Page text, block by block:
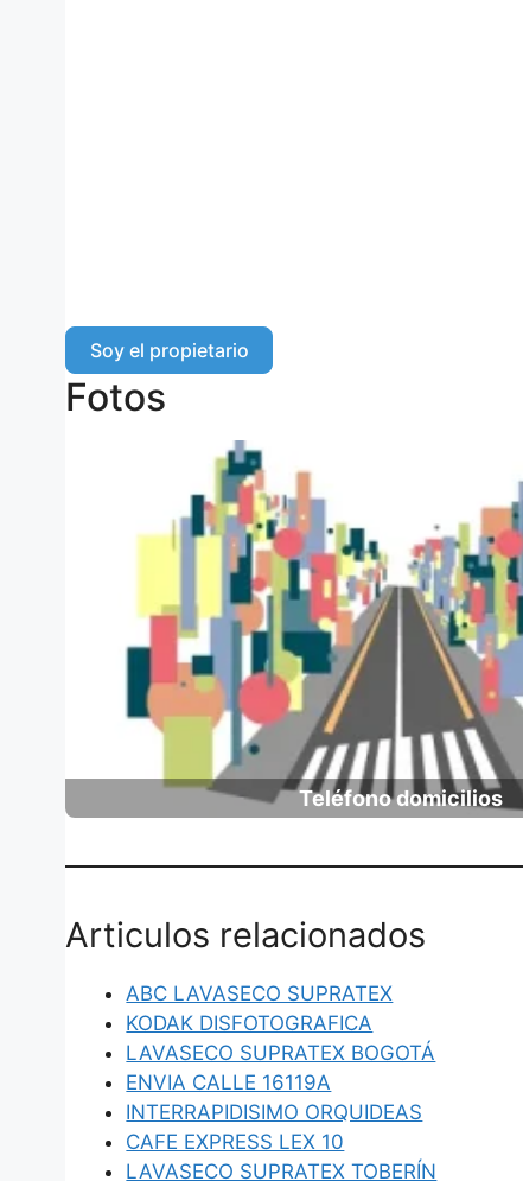
Soy el propietario
Fotos
Teléfono domicilios
Articulos relacionados
ABC LAVASECO SUPRATEX
KODAK DISFOTOGRAFICA
LAVASECO SUPRATEX BOGOTÁ
ENVIA CALLE 16119A
INTERRAPIDISIMO ORQUIDEAS
CAFE EXPRESS LEX 10
LAVASECO SUPRATEX TOBERÍN